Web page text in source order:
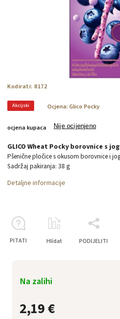
Kodirati: 8172
Akcijski
ocjena kupaca Nije ocijenjeno
Ocjena: Glico Pocky
2,19 €
Na zalihi
GLICO Wheat Pocky borovnice s
Pšenične pločice s okusom borovnice i
Sadržaj pakiranja: 38 g
Detaljne informacije
PITATI Hlídat PODIJELITI